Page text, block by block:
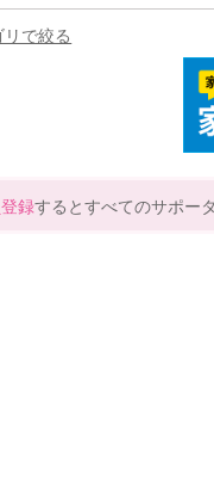
で絞る
録するとすべてのサポー